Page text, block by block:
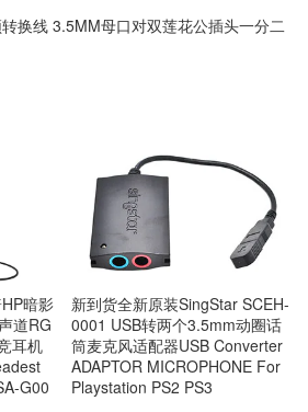
换线 3.5MM母口对双莲花公插头一分二
暗影
道RG
耳机
G00
新到货全新原装SingStar SCEH-
0001 USB转两个3.5mm动圈话
筒麦克风适配器USB Converter
ADAPTOR MICROPHONE For
Playstation PS2 PS3